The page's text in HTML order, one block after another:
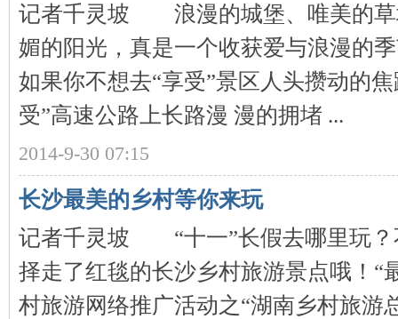
库
记者千灵坡 浪漫的城堡、唯美的草
媚的阳光，真是一个收获爱与浪漫的
如果你不想去“享受”景区人头攒动的
受”高速公路上长路漫 漫的拥堵 ...
2014-9-30 07:15
长沙最美的乡村等你来玩
记者千灵坡 “十一”长假去哪里玩？
择走了红毯的长沙乡村旅游景点哦！“
村旅游网络推广活动之“湖南乡村旅游